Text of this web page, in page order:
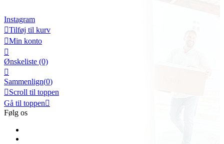
Instagram
Tilføj til kurv
Min konto

Ønskeliste (0)

Sammenlign(0)
Scroll til toppen
Gå til toppen
Følg os